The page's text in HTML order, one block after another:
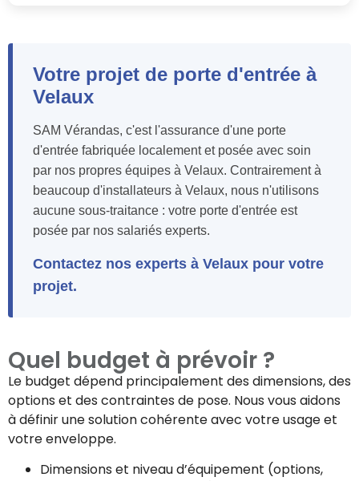
Votre projet de porte d'entrée à
Velaux
SAM Vérandas, c'est l'assurance d'une porte
d'entrée fabriquée localement et posée avec soin
par nos propres équipes à Velaux. Contrairement à
beaucoup d'installateurs à Velaux, nous n'utilisons
aucune sous-traitance : votre porte d'entrée est
posée par nos salariés experts.
Contactez nos experts à Velaux pour votre
projet.
Quel budget à prévoir ?
Le budget dépend principalement des dimensions, des
options et des contraintes de pose. Nous vous aidons
à définir une solution cohérente avec votre usage et
votre enveloppe.
Dimensions et niveau d’équipement (options,